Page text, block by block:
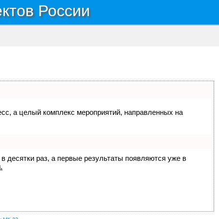
России
а целый комплекс мероприятий, направленных на
десятки раз, а первые результаты появляются уже в